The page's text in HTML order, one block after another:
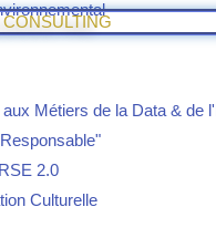
Métiers de la Data & de
2.0
Culturelle